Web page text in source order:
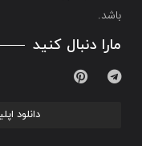
باشد.
مارا دنبال کنید
دانلود